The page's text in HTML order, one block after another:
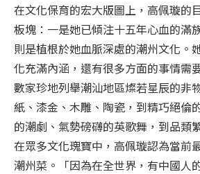
在文化保育的宏大版圖上，高佩璇的
板塊：一是她已傾注十五年心血的滿
則是植根於她血脈深處的潮州文化。
化充滿內涵，還有很多方面的事情需
數家珍地列舉潮汕地區燦若星辰的非
紙、漆金、木雕、陶瓷，到精巧絕倫
的潮劇、氣勢磅礴的英歌舞，到品類
在眾多文化瑰寶中，高佩璇認為當前
潮州菜。「因為在全世界，有中國人